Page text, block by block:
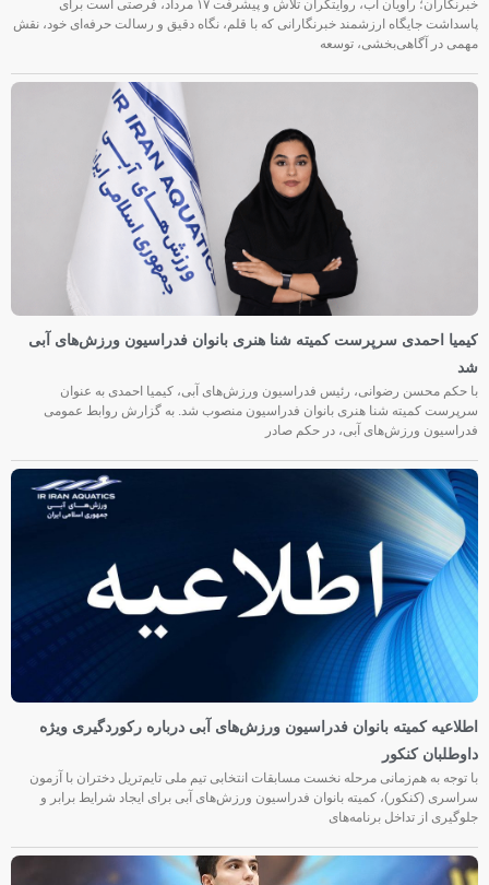
خبرنگاران؛ راویان آب، روایتگران تلاش و پیشرفت ۱۷ مرداد، فرصتی است برای
پاسداشت جایگاه ارزشمند خبرنگارانی که با قلم، نگاه دقیق و رسالت حرفه‌ای خود، نقش
مهمی در آگاهی‌بخشی، توسعه
کیمیا احمدی سرپرست کمیته شنا هنری بانوان فدراسیون ورزش‌های آبی
شد
با حکم محسن رضوانی، رئیس فدراسیون ورزش‌های آبی، کیمیا احمدی به عنوان
سرپرست کمیته شنا هنری بانوان فدراسیون منصوب شد. به گزارش روابط عمومی
فدراسیون ورزش‌های آبی، در حکم صادر
اطلاعیه کمیته بانوان فدراسیون ورزش‌های آبی درباره رکوردگیری ویژه
داوطلبان کنکور
با توجه به هم‌زمانی مرحله نخست مسابقات انتخابی تیم ملی تایم‌تریل دختران با آزمون
سراسری (کنکور)، کمیته بانوان فدراسیون ورزش‌های آبی برای ایجاد شرایط برابر و
جلوگیری از تداخل برنامه‌های